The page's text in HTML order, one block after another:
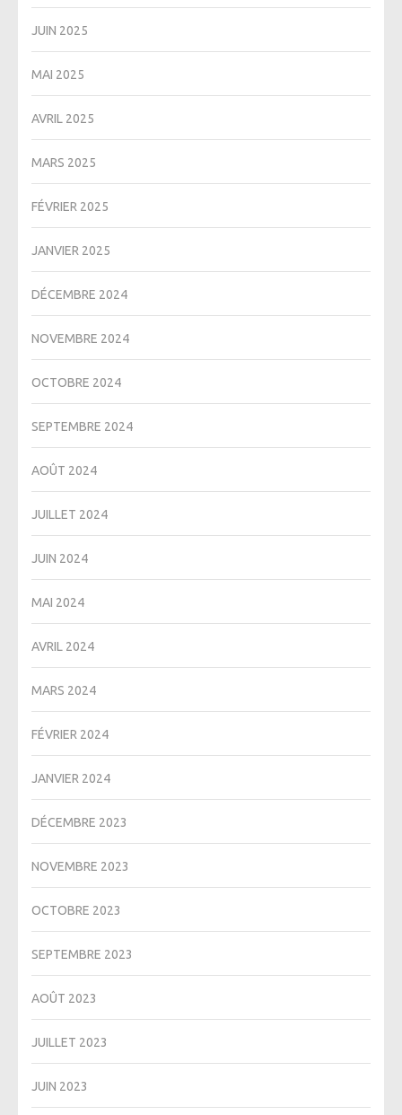
JUIN 2025
MAI 2025
AVRIL 2025
MARS 2025
FÉVRIER 2025
JANVIER 2025
DÉCEMBRE 2024
NOVEMBRE 2024
OCTOBRE 2024
SEPTEMBRE 2024
AOÛT 2024
JUILLET 2024
JUIN 2024
MAI 2024
AVRIL 2024
MARS 2024
FÉVRIER 2024
JANVIER 2024
DÉCEMBRE 2023
NOVEMBRE 2023
OCTOBRE 2023
SEPTEMBRE 2023
AOÛT 2023
JUILLET 2023
JUIN 2023